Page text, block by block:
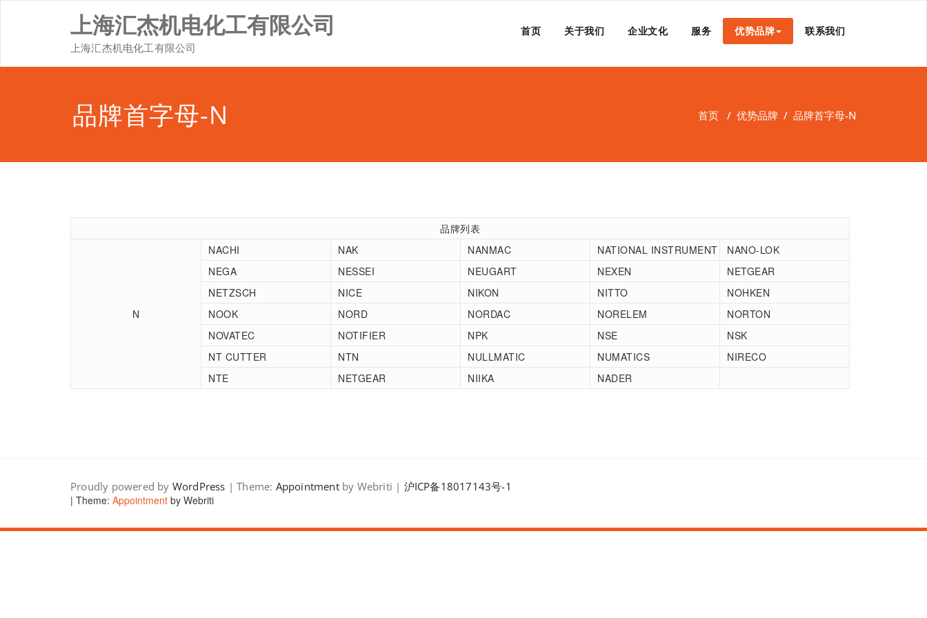
上海汇杰机电化工有限公司
上海汇杰机电化工有限公司
首页 关于我们 企业文化 服务 优势品牌 联系我们
品牌首字母-N 首页 / 优势品牌 / 品牌首字母-N
品牌列表
N
NACHI NAK NANMAC NATIONAL INSTRUMENT
NANO-LOK
NEGA
NESSEI NEUGART NEXEN
NETGEAR
NETZSCH
NICE NIKON NITTO
NOHKEN
NOOK
NORD NORDAC NORELEM
NORTON
NOVATEC
NOTIFIER NPK NSE
NSK
NT CUTTER
NTN NULLMATIC NUMATICS
NIRECO
NTE
NETGEAR NIIKA NADER
Proudly powered by WordPress | Theme: Appointmentby Webriti | 沪ICP备18017143号-1
| Theme: Appointment by Webriti